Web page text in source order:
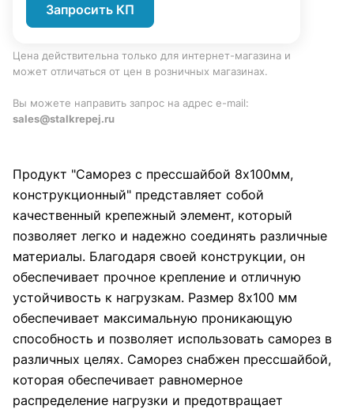
Запросить КП
Цена действительна только для интернет-магазина и
может отличаться от цен в розничных магазинах.
Вы можете направить запрос на адрес e-mail:
sales@stalkrepej.ru
Продукт "Саморез с прессшайбой 8х100мм,
конструкционный" представляет собой
качественный крепежный элемент, который
позволяет легко и надежно соединять различные
материалы. Благодаря своей конструкции, он
обеспечивает прочное крепление и отличную
устойчивость к нагрузкам. Размер 8х100 мм
обеспечивает максимальную проникающую
способность и позволяет использовать саморез в
различных целях. Саморез снабжен прессшайбой,
которая обеспечивает равномерное
распределение нагрузки и предотвращает